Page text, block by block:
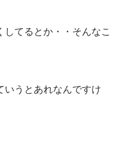
てるとか・・そんなこ
いうとあれなんですけ